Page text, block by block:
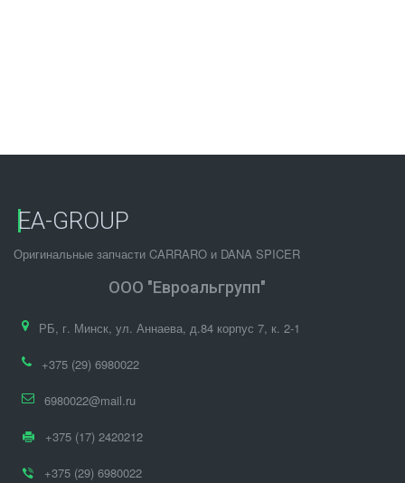
EA-GROUP
Оригинальные запчасти CARRARO и DANA SPICER
ООО "Евроальгрупп"
РБ, г. Минск, ул. Аннаева, д.84 корпус 7, к. 2-1
+375 (29) 6980022
6980022@mail.ru
+375 (17) 2420212
+375 (29) 6980022